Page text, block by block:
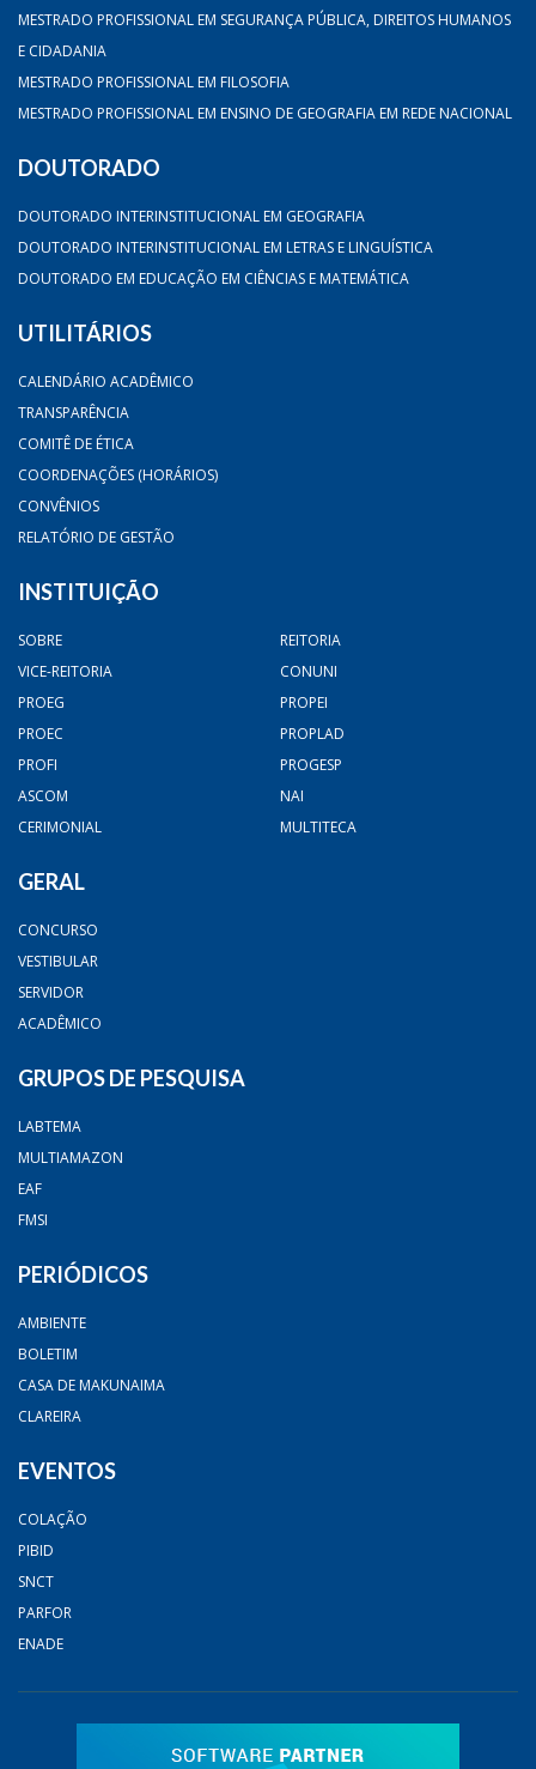
MESTRADO PROFISSIONAL EM SEGURANÇA PÚBLICA, DIREITOS HUMANOS
E CIDADANIA
MESTRADO PROFISSIONAL EM FILOSOFIA
MESTRADO PROFISSIONAL EM ENSINO DE GEOGRAFIA EM REDE NACIONAL
DOUTORADO
DOUTORADO INTERINSTITUCIONAL EM GEOGRAFIA
DOUTORADO INTERINSTITUCIONAL EM LETRAS E LINGUÍSTICA
DOUTORADO EM EDUCAÇÃO EM CIÊNCIAS E MATEMÁTICA
UTILITÁRIOS
CALENDÁRIO ACADÊMICO
TRANSPARÊNCIA
COMITÊ DE ÉTICA
COORDENAÇÕES (HORÁRIOS)
CONVÊNIOS
RELATÓRIO DE GESTÃO
INSTITUIÇÃO
SOBRE
REITORIA
VICE-REITORIA
CONUNI
PROEG
PROPEI
PROEC
PROPLAD
PROFI
PROGESP
ASCOM
NAI
CERIMONIAL
MULTITECA
GERAL
CONCURSO
VESTIBULAR
SERVIDOR
ACADÊMICO
GRUPOS DE PESQUISA
LABTEMA
MULTIAMAZON
EAF
FMSI
PERIÓDICOS
AMBIENTE
BOLETIM
CASA DE MAKUNAIMA
CLAREIRA
EVENTOS
COLAÇÃO
PIBID
SNCT
PARFOR
ENADE